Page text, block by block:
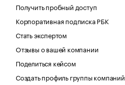
Получить пробный доступ
Корпоративная подписка РБК
Стать экспертом
Отзывы о вашей компании
Поделиться кейсом
Создать профиль группы компаний